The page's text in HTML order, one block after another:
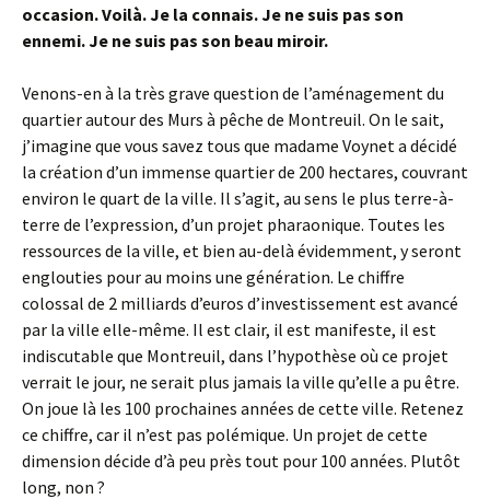
occasion. Voilà. Je la connais. Je ne suis pas son
ennemi. Je ne suis pas son beau miroir.
Venons-en à la très grave question de l’aménagement du
quartier autour des Murs à pêche de Montreuil. On le sait,
j’imagine que vous savez tous que madame Voynet a décidé
la création d’un immense quartier de 200 hectares, couvrant
environ le quart de la ville. Il s’agit, au sens le plus terre-à-
terre de l’expression, d’un projet pharaonique. Toutes les
ressources de la ville, et bien au-delà évidemment, y seront
englouties pour au moins une génération. Le chiffre
colossal de 2 milliards d’euros d’investissement est avancé
par la ville elle-même. Il est clair, il est manifeste, il est
indiscutable que Montreuil, dans l’hypothèse où ce projet
verrait le jour, ne serait plus jamais la ville qu’elle a pu être.
On joue là les 100 prochaines années de cette ville. Retenez
ce chiffre, car il n’est pas polémique. Un projet de cette
dimension décide d’à peu près tout pour 100 années. Plutôt
long, non ?